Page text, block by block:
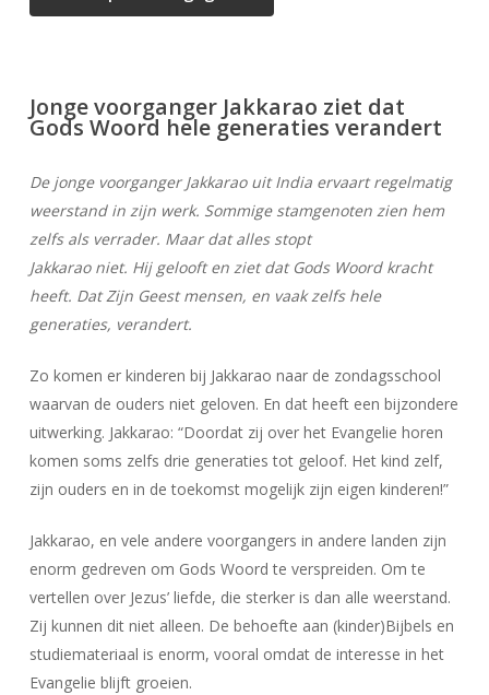
Jonge voorganger Jakkarao ziet dat
Gods Woord hele generaties verandert
De jonge voorganger Jakkarao uit India ervaart regelmatig
weerstand in zijn werk. Sommige stamgenoten zien hem
zelfs als verrader. Maar dat alles stopt
Jakkarao niet. Hij gelooft en ziet dat Gods Woord kracht
heeft. Dat Zijn Geest mensen, en vaak zelfs hele
generaties, verandert.
Zo komen er kinderen bij Jakkarao naar de zondagsschool
waarvan de ouders niet geloven. En dat heeft een bijzondere
uitwerking. Jakkarao: “Doordat zij over het Evangelie horen
komen soms zelfs drie generaties tot geloof. Het kind zelf,
zijn ouders en in de toekomst mogelijk zijn eigen kinderen!”
Jakkarao, en vele andere voorgangers in andere landen zijn
enorm gedreven om Gods Woord te verspreiden. Om te
vertellen over Jezus’ liefde, die sterker is dan alle weerstand.
Zij kunnen dit niet alleen. De behoefte aan (kinder)Bijbels en
studiemateriaal is enorm, vooral omdat de interesse in het
Evangelie blijft groeien.